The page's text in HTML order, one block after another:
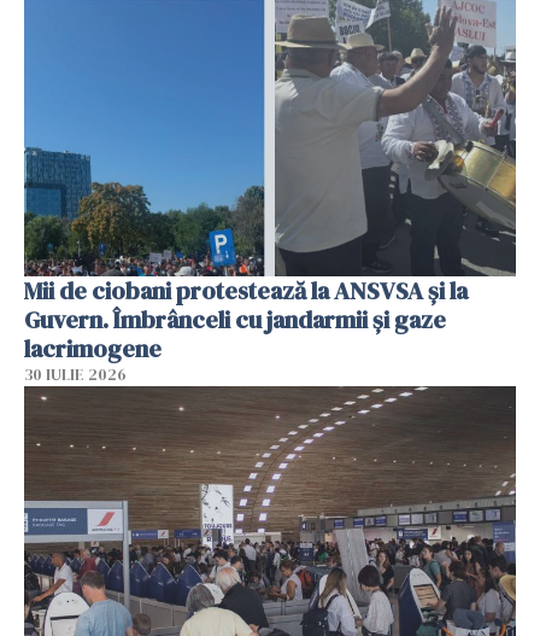
Mii de ciobani protestează la ANSVSA și la
Guvern. Îmbrânceli cu jandarmii și gaze
lacrimogene
30 IULIE 2026